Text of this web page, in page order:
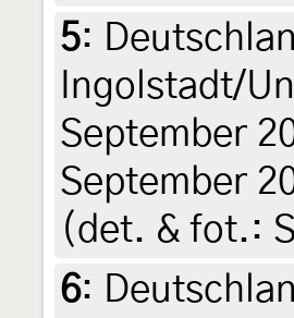
5:
Ingolstadt/
September
September
(det. & fot.:
6: